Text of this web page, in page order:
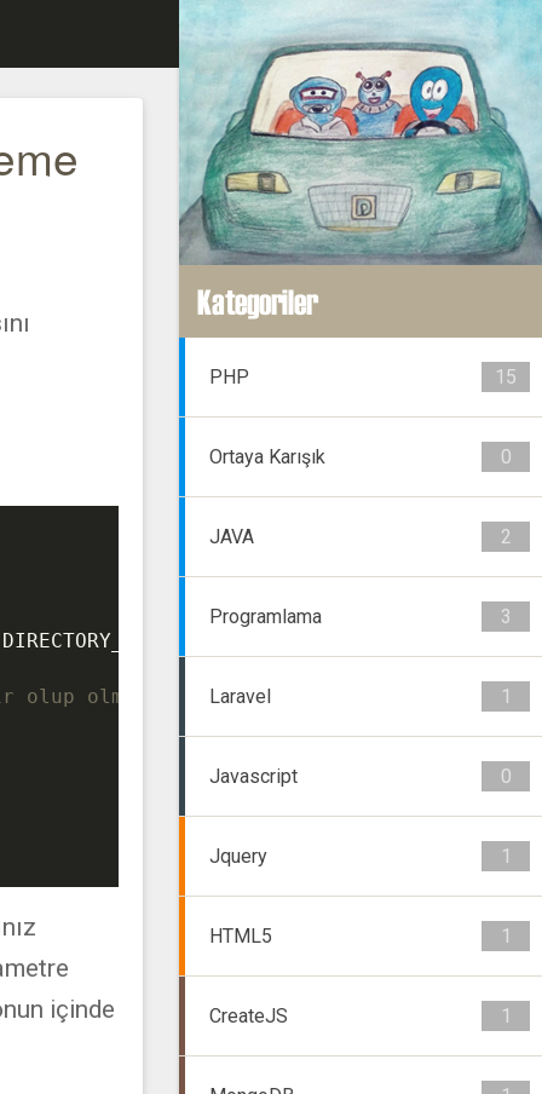
olmadığını söyler
içinde
Kategoriler
PHP 15
Ortaya Karışık 0
JAVA 2
Programlama 3
Laravel 1
Javascript 0
Jquery 1
HTML5 1
CreateJS 1